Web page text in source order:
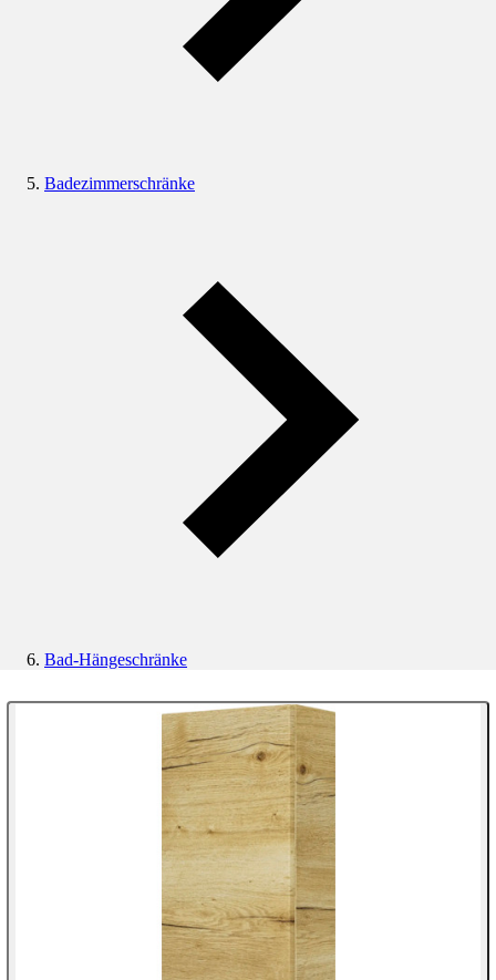
Badezimmerschränke
Bad-Hängeschränke